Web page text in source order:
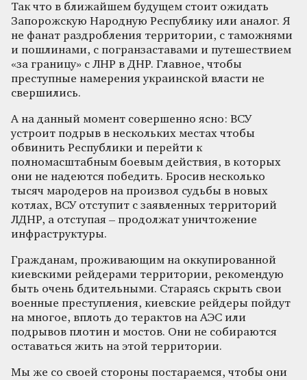
Так что в ближайшем будущем стоит ожидать
Запорожскую Народную Республику или аналог. Я
не фанат раздробления территории, с таможнями
и пошлинами, с погранзаставами и путешествием
«за границу» с ЛНР в ДНР. Главное, чтобы
преступные намерения украинской власти не
свершились.
А на данный момент совершенно ясно: ВСУ
устроит подрыв в нескольких местах чтобы
обвинить Республики и перейти к
полномасштабным боевым действия, в которых
они не надеются победить. Бросив несколько
тысяч мародеров на произвол судьбы в новых
котлах, ВСУ отступит с заявленных территорий
ЛДНР, а отступая – продолжат уничтожение
инфраструктуры.
Гражданам, проживающим на оккупированной
киевскими рейдерами территории, рекомендую
быть очень бдительными. Стараясь скрыть свои
военные преступления, киевские рейдеры пойдут
на многое, вплоть до терактов на АЭС или
подрывов плотин и мостов. Они не собираются
оставаться жить на этой территории.
Мы же со своей стороны постараемся, чтобы они